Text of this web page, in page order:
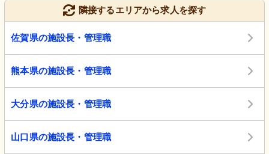
隣接するエリアから求人を探す
佐賀県の施設長・管理職
熊本県の施設長・管理職
大分県の施設長・管理職
山口県の施設長・管理職